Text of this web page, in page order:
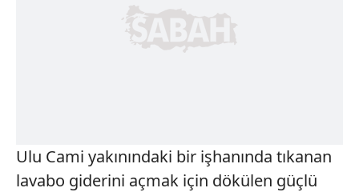
Ulu Cami yakınındaki bir işhanında tıkanan
lavabo giderini açmak için dökülen güçlü